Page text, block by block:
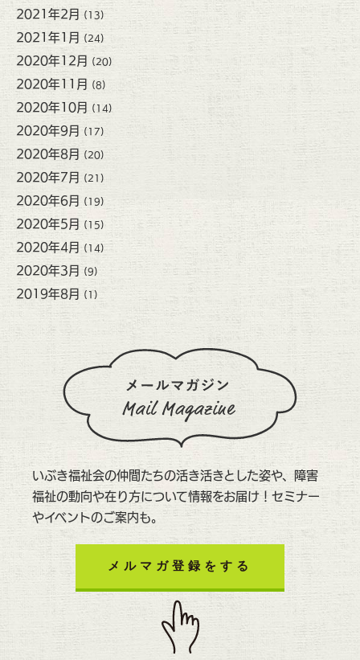
2021年2月 (13)
2021年1月 (24)
2020年12月 (20)
2020年11月 (8)
2020年10月 (14)
2020年9月 (17)
2020年8月 (20)
2020年7月 (21)
2020年6月 (19)
2020年5月 (15)
2020年4月 (14)
2020年3月 (9)
2019年8月 (1)
いぶき福祉会の仲間たちの活き活きとした姿や、障害
福祉の動向や在り方について情報をお届け！セミナー
やイベントのご案内も。
メルマガ登録をする